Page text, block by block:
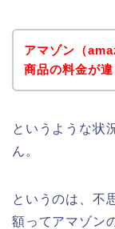
アマゾン（
商品の料金が
というような状
ん。
というのは、不
額ってアマゾン